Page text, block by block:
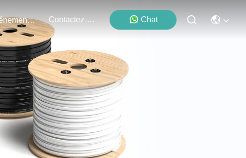
Événements Contactez-Nous Chat